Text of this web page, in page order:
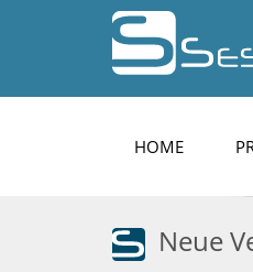
HOME
Neue